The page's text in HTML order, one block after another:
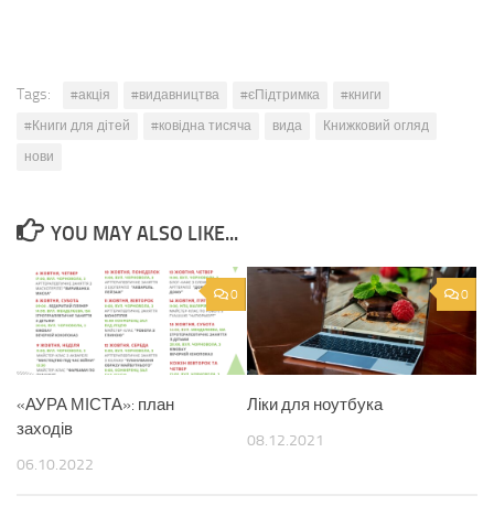
Tags: #акція #видавництва #єПідтримка
#книги
#Книги для дітей
#ковідна тисяча вида
Книжковий огляд
нови
YOU MAY ALSO LIKE...
0
«АУРА МІСТА»: план
заходів
06.10.2022
0
Ліки для ноутбука
08.12.2021